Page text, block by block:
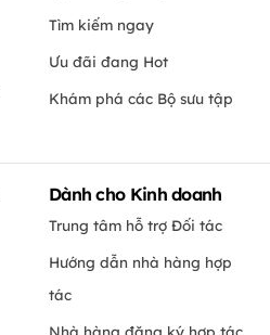
Tìm kiếm ngay
Ưu đãi đang Hot
Khám phá các Bộ sưu tập
Dành cho Kinh doanh
Trung tâm hỗ trợ Đối tác
Hướng dẫn nhà hàng hợp
tác
Nhà hàng đăng ký hợp tác